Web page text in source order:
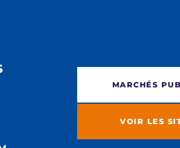
MARCHÉS
VOIR LES